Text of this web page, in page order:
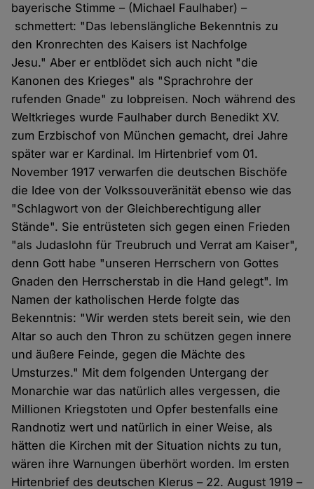
bayerische Stimme – (Michael Faulhaber) –
schmettert: "Das lebenslängliche Bekenntnis zu
den Kronrechten des Kaisers ist Nachfolge
Jesu." Aber er entblödet sich auch nicht "die
Kanonen des Krieges" als "Sprachrohre der
rufenden Gnade" zu lobpreisen. Noch während des
Weltkrieges wurde Faulhaber durch Benedikt XV.
zum Erzbischof von München gemacht, drei Jahre
später war er Kardinal. Im Hirtenbrief vom 01.
November 1917 verwarfen die deutschen Bischöfe
die Idee von der Volkssouveränität ebenso wie das
"Schlagwort von der Gleichberechtigung aller
Stände". Sie entrüsteten sich gegen einen Frieden
"als Judaslohn für Treubruch und Verrat am Kaiser",
denn Gott habe "unseren Herrschern von Gottes
Gnaden den Herrscherstab in die Hand gelegt". Im
Namen der katholischen Herde folgte das
Bekenntnis: "Wir werden stets bereit sein, wie den
Altar so auch den Thron zu schützen gegen innere
und äußere Feinde, gegen die Mächte des
Umsturzes." Mit dem folgenden Untergang der
Monarchie war das natürlich alles vergessen, die
Millionen Kriegstoten und Opfer bestenfalls eine
Randnotiz wert und natürlich in einer Weise, als
hätten die Kirchen mit der Situation nichts zu tun,
wären ihre Warnungen überhört worden. Im ersten
Hirtenbrief des deutschen Klerus – 22. August 1919 –